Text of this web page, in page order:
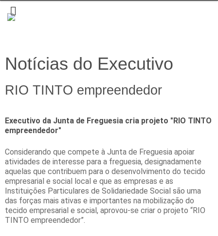
Notícias do Executivo
RIO TINTO empreendedor
Executivo da Junta de Freguesia cria projeto "RIO TINTO
empreendedor"
Considerando que compete à Junta de Freguesia apoiar
atividades de interesse para a freguesia, designadamente
aquelas que contribuem para o desenvolvimento do tecido
empresarial e social local e que as empresas e as
Instituições Particulares de Solidariedade Social são uma
das forças mais ativas e importantes na mobilização do
tecido empresarial e social, aprovou-se criar o projeto “RIO
TINTO empreendedor”.